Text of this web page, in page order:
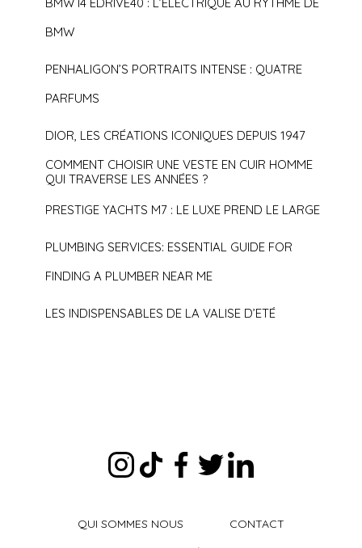
BMW I4 EDRIVE40 : L’ÉLECTRIQUE AU RYTHME DE
BMW
PENHALIGON’S PORTRAITS INTENSE : QUATRE
PARFUMS
DIOR, LES CRÉATIONS ICONIQUES DEPUIS 1947
COMMENT CHOISIR UNE VESTE EN CUIR HOMME
QUI TRAVERSE LES ANNÉES ?
PRESTIGE YACHTS M7 : LE LUXE PREND LE LARGE
PLUMBING SERVICES: ESSENTIAL GUIDE FOR
FINDING A PLUMBER NEAR ME
LES INDISPENSABLES DE LA VALISE D’ETÉ
QUI SOMMES NOUS
CONTACT